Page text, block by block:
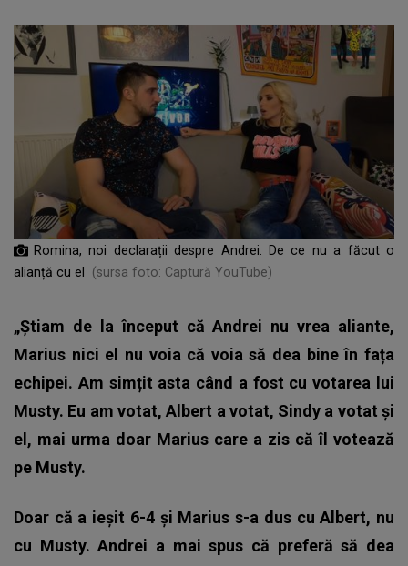
Romina, noi declarații despre Andrei. De ce nu a făcut o
alianță cu el
(sursa foto: Captură YouTube)
„Știam de la început că Andrei nu vrea aliante,
Marius nici el nu voia că voia să dea bine în fața
echipei. Am simțit asta când a fost cu votarea lui
Musty. Eu am votat, Albert a votat, Sindy a votat și
el, mai urma doar Marius care a zis că îl votează
pe Musty.
Doar că a ieșit 6-4 și Marius s-a dus cu Albert, nu
cu Musty. Andrei a mai spus că preferă să dea